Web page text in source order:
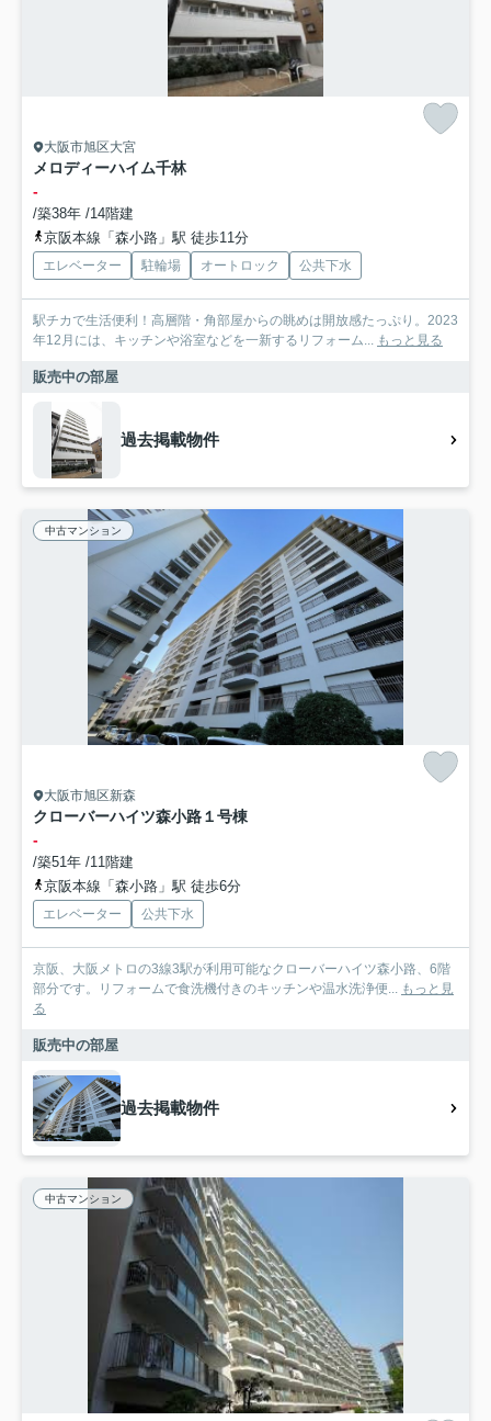
大阪市旭区大宮
メロディーハイム千林
-
/築38年 /14階建
京阪本線「森小路」駅 徒歩11分
エレベーター 駐輪場 オートロック 公共下水
駅チカで生活便利！高層階・角部屋からの眺めは開放感たっぷり。2023
年12月には、キッチンや浴室などを一新するリフォーム... もっと見る
販売中の部屋
過去掲載物件
中古マンション
大阪市旭区新森
クローバーハイツ森小路１号棟
-
/築51年 /11階建
京阪本線「森小路」駅 徒歩6分
エレベーター 公共下水
京阪、大阪メトロの3線3駅が利用可能なクローバーハイツ森小路、6階
部分です。リフォームで食洗機付きのキッチンや温水洗浄便... もっと見
る
販売中の部屋
過去掲載物件
中古マンション